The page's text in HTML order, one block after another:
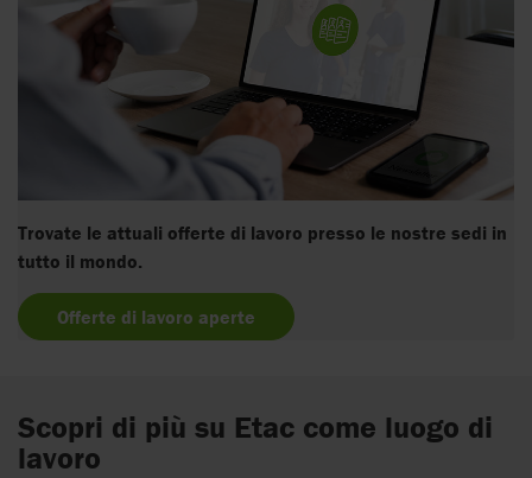
Trovate le attuali offerte di lavoro presso le nostre sedi in
tutto il mondo.
Offerte di lavoro aperte
Scopri di più su Etac come luogo di
lavoro